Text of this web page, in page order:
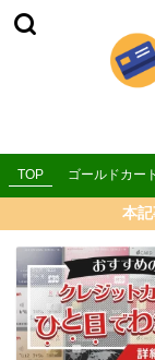
TOP ゴールドカー
本